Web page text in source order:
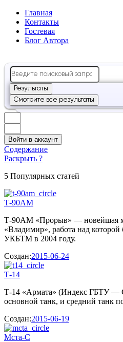
Главная
Контакты
Гостевая
Блог Автора
Search
...
Результаты
Смотрите все результаты
Войти в аккаунт
Содержание
Раскрыть ?
5 Популярных статей
Т-90АМ
Т-90АМ «Прорыв» — новейшая
«Владимир», работа над
УКБТМ в 2004 году.
Создан:2015-06-24
Т-14
Т-14 «Армата» (Индекс ГБТУ —
основной танк, и средний танк
Создан:2015-06-19
Мста-С